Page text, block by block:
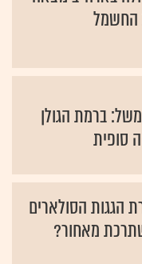
החשמל
ברמת הגולן
סופית
הגגות הסולארים
מאחור?